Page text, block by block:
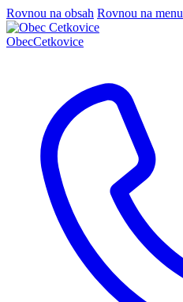
Rovnou na obsah Rovnou na menu
ObecCetkovice